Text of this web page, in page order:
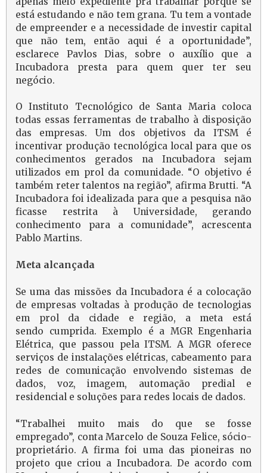
está estudando e não tem grana. Tu tem a vontade
de empreender e a necessidade de investir capital
que não tem, então aqui é a oportunidade”,
esclarece Pavlos Dias, sobre o auxílio que a
Incubadora presta para quem quer ter seu
negócio.
O Instituto Tecnológico de Santa Maria coloca
todas essas ferramentas de trabalho à disposição
das empresas. Um dos objetivos da ITSM é
incentivar produção tecnológica local para que os
conhecimentos gerados na Incubadora sejam
utilizados em prol da comunidade. “O objetivo é
também reter talentos na região”, afirma Brutti. “A
Incubadora foi idealizada para que a pesquisa não
ficasse restrita à Universidade, gerando
conhecimento para a comunidade”, acrescenta
Pablo Martins.
Meta alcançada
Se uma das missões da Incubadora é a colocação
de empresas voltadas à produção de tecnologias
em prol da cidade e região, a meta está
sendo cumprida. Exemplo é a MGR Engenharia
Elétrica, que passou pela ITSM. A MGR oferece
serviços de instalações elétricas, cabeamento para
redes de comunicação envolvendo sistemas de
dados, voz, imagem, automação predial e
residencial e soluções para redes locais de dados.
“Trabalhei muito mais do que se fosse
empregado”, conta Marcelo de Souza Felice, sócio-
proprietário. A firma foi uma das pioneiras no
projeto que criou a Incubadora. De acordo com